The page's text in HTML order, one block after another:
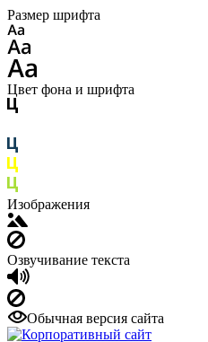
Размер шрифта
Цвет фона и шрифта
Изображения
Озвучивание текста
Обычная версия сайта